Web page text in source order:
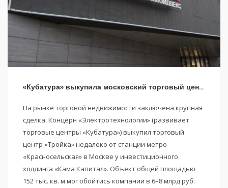
«Кубатура» выкупила московский торговый центр «Тройка»
На рынке торговой недвижимости заключена крупная
сделка. Концерн «Электротехнологии» (развивает
торговые центры «Кубатура») выкупил торговый
центр «Тройка» недалеко от станции метро
«Красносельская» в Москве у инвестиционного
холдинга «Кама Капитал». Объект общей площадью
152 тыс. кв. м мог обойтись компании в 6–8 млрд руб.